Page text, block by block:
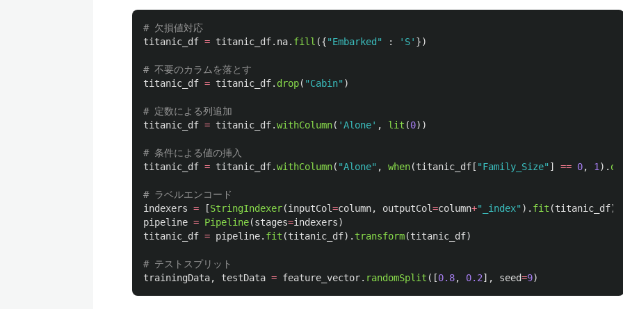
titanic_df = titanic_df. na. fill ({"Embarked " : ' S' })
titanic_df = titanic_df. drop( "Cabin" )
titanic_df = titanic_df.withColumn( 'Alone' , lit (0))
titanic_df = titanic_df.withColumn( "Alone" , when(titanic_df [ "Family_Size" ] == 0, 1 ).
indexers = [StringIndexer(inputCol=column, outputCol=column+" _index" ). fit (titanic_df)
pipeline = Pipeline(stages=indexers)
titanic_df = pipeline. fit (titanic_df). transform(titanic_df)
trainingData, testData = feature_vector. randomSplit ([0.8, 0.2], seed=9)